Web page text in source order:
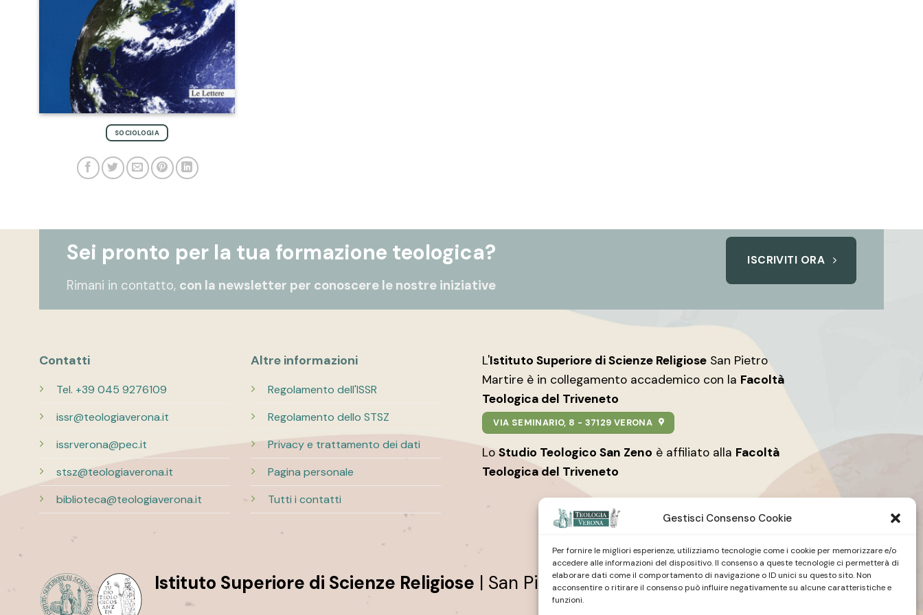
Gestisci Consenso Cookie
Per fornire le migliori esperienze, utilizziamo tecnologie come i cookie per memorizzare e/o
accedere alle informazioni del dispositivo. Il consenso a queste tecnologie ci permetterà di
elaborare dati come il comportamento di navigazione o ID unici su questo sito. Non
acconsentire o ritirare il consenso può influire negativamente su alcune caratteristiche e
funzioni.
SOCIOLOGIA
Sei pronto per la tua formazione teologica?
Rimani in contatto, con la newsletter per conoscere le nostre iniziative
ISCRIVITI ORA
Contatti
Tel. +39 045 9276109
issr@teologiaverona.it
issrverona@pec.it
stsz@teologiaverona.it
biblioteca@teologiaverona.it
Altre informazioni
Regolamento dell'ISSR
Regolamento dello STSZ
Privacy e trattamento dei dati
Pagina personale
Tutti i contatti
L'Istituto Superiore di Scienze Religiose San Pietro
Martire è in collegamento accademico con la Facoltà
Teologica del Triveneto
VIA SEMINARIO, 8 - 37129 VERONA
Lo Studio Teologico San Zeno è affiliato alla Facoltà
Teologica del Triveneto
Istituto Superiore di Scienze Religiose | San Pietro MartireStudio Teologico| San Zeno